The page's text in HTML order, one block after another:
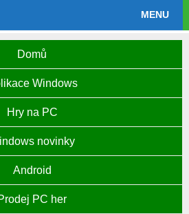
MENU
Domů
Windows
Hry na PC
novinky
Android
PC her